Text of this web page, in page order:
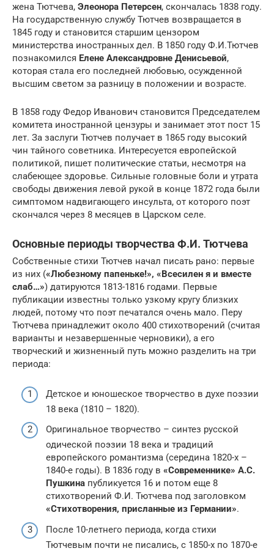
жена Тютчева, Элеонора Петерсен, скончалась 1838 году.
На государственную службу Тютчев возвращается в
1845 году и становится старшим цензором
министерства иностранных дел. В 1850 году Ф.И.Тютчев
познакомился Елене Александровне Денисьевой,
которая стала его последней любовью, осужденной
высшим светом за разницу в положении и возрасте.
В 1858 году Федор Иванович становится Председателем
комитета иностранной цензуры и занимает этот пост 15
лет. За заслуги Тютчев получает в 1865 году высокий
чин тайного советника. Интересуется европейской
политикой, пишет политические статьи, несмотря на
слабеющее здоровье. Сильные головные боли и утрата
свободы движения левой рукой в конце 1872 года были
симптомом надвигающего инсульта, от которого поэт
скончался через 8 месяцев в Царском селе.
Основные периоды творчества Ф.И. Тютчева
Собственные стихи Тютчев начал писать рано: первые
из них («Любезному папеньке!», «Всесилен я и вместе
слаб…») датируются 1813-1816 годами. Первые
публикации известны только узкому кругу близких
людей, потому что поэт печатался очень мало. Перу
Тютчева принадлежит около 400 стихотворений (считая
варианты и незавершенные черновики), а его
творческий и жизненный путь можно разделить на три
периода:
Детское и юношеское творчество в духе поэзии
18 века (1810 – 1820).
Оригинальное творчество – синтез русской
одической поэзии 18 века и традиций
европейского романтизма (середина 1820-х –
1840-е годы). В 1836 году в «Современнике» А.С.
Пушкина публикуется 16 и потом еще 8
стихотворений Ф.И. Тютчева под заголовком
«Стихотворения, присланные из Германии».
После 10-летнего периода, когда стихи
Тютчевым почти не писались, с 1850-х по 1870-е